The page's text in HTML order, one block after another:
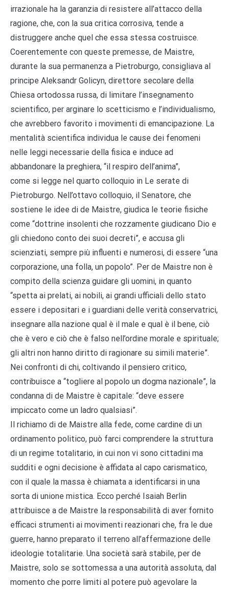
irrazionale ha la garanzia di resistere all’attacco della
ragione, che, con la sua critica corrosiva, tende a
distruggere anche quel che essa stessa costruisce.
Coerentemente con queste premesse, de Maistre,
durante la sua permanenza a Pietroburgo, consigliava al
principe Aleksandr Golicyn, direttore secolare della
Chiesa ortodossa russa, di limitare l’insegnamento
scientifico, per arginare lo scetticismo e l’individualismo,
che avrebbero favorito i movimenti di emancipazione. La
mentalità scientifica individua le cause dei fenomeni
nelle leggi necessarie della fisica e induce ad
abbandonare la preghiera, “il respiro dell’anima”,
come si legge nel quarto colloquio in Le serate di
Pietroburgo. Nell’ottavo colloquio, il Senatore, che
sostiene le idee di de Maistre, giudica le teorie fisiche
come “dottrine insolenti che rozzamente giudicano Dio e
gli chiedono conto dei suoi decreti”, e accusa gli
scienziati, sempre più influenti e numerosi, di essere “una
corporazione, una folla, un popolo”. Per de Maistre non è
compito della scienza guidare gli uomini, in quanto
“spetta ai prelati, ai nobili, ai grandi ufficiali dello stato
essere i depositari e i guardiani delle verità conservatrici,
insegnare alla nazione qual è il male e qual è il bene, ciò
che è vero e ciò che è falso nell’ordine morale e spirituale;
gli altri non hanno diritto di ragionare su simili materie”.
Nei confronti di chi, coltivando il pensiero critico,
contribuisce a “togliere al popolo un dogma nazionale”, la
condanna di de Maistre è capitale: “deve essere
impiccato come un ladro qualsiasi”.
Il richiamo di de Maistre alla fede, come cardine di un
ordinamento politico, può farci comprendere la struttura
di un regime totalitario, in cui non vi sono cittadini ma
sudditi e ogni decisione è affidata al capo carismatico,
con il quale la massa è chiamata a identificarsi in una
sorta di unione mistica. Ecco perché Isaiah Berlin
attribuisce a de Maistre la responsabilità di aver fornito
efficaci strumenti ai movimenti reazionari che, fra le due
guerre, hanno preparato il terreno all’affermazione delle
ideologie totalitarie. Una società sarà stabile, per de
Maistre, solo se sottomessa a una autorità assoluta, dal
momento che porre limiti al potere può agevolare la